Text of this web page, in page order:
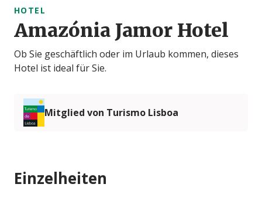
HOTEL
Amazónia Jamor Hotel
Ob Sie geschäftlich oder im Urlaub kommen, dieses
Hotel ist ideal für Sie.
Mitglied von Turismo Lisboa
Einzelheiten